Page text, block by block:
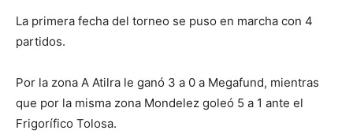
La primera fecha del torneo se puso en marcha con 4
partidos.
Por la zona A Atilra le ganó 3 a 0 a Megafund, mientras
que por la misma zona Mondelez goleó 5 a 1 ante el
Frigorífico Tolosa.